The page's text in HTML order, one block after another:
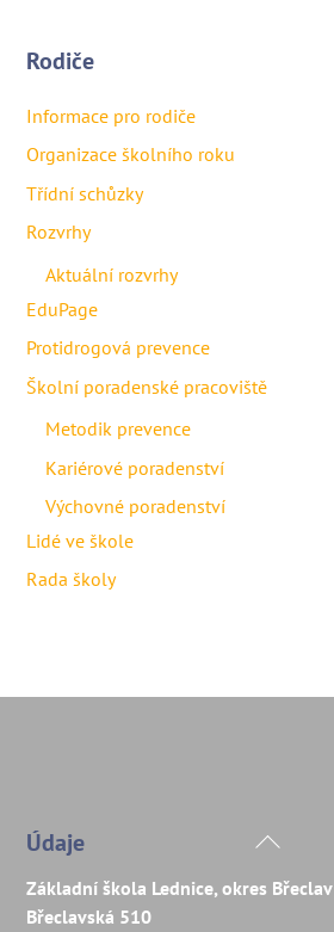
Rodiče
Informace pro rodiče
Organizace školního roku
Třídní schůzky
Rozvrhy
Aktuální rozvrhy
EduPage
Protidrogová prevence
Školní poradenské pracoviště
Metodik prevence
Kariérové poradenství
Výchovné poradenství
Lidé ve škole
Rada školy
Back
Top
Údaje
Základní škola Lednice, okres Břeclav
Břeclavská 510